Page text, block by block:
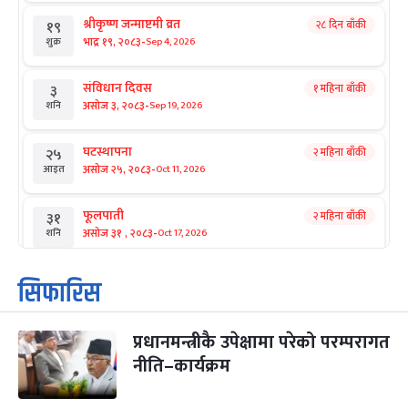
१९
शुक्र
श्रीकृष्ण जन्माष्टमी व्रत
भाद्र १९, २०८३-Sep 4, 2026
२८ दिन बाँकी
३
शनि
संविधान दिवस
असोज ३, २०८३-Sep 19, 2026
१ महिना बाँकी
२५
आइत
घटस्थापना
असोज २५, २०८३-Oct 11, 2026
२ महिना बाँकी
३१
शनि
फूलपाती
असोज ३१ , २०८३-Oct 17, 2026
२ महिना बाँकी
१
आइत
कार्तिक सङ्क्रान्ति
कार्तिक १, २०८३
३
मंगल
महानवमी
कार्तिक ३, २०८३-Oct 20, 2026
२ महिना बाँकी
सिफारिस
प्रधानमन्त्रीकै उपेक्षामा परेको परम्परागत
नीति–कार्यक्रम